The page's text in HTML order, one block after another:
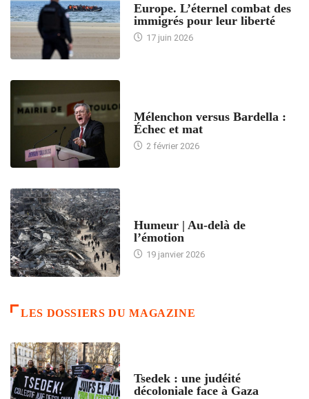
Europe. L’éternel combat des
immigrés pour leur liberté
17 juin 2026
Mélenchon versus Bardella :
Échec et mat
2 février 2026
Humeur | Au-delà de
l’émotion
19 janvier 2026
LES DOSSIERS DU MAGAZINE
Tsedek : une judéité
décoloniale face à Gaza